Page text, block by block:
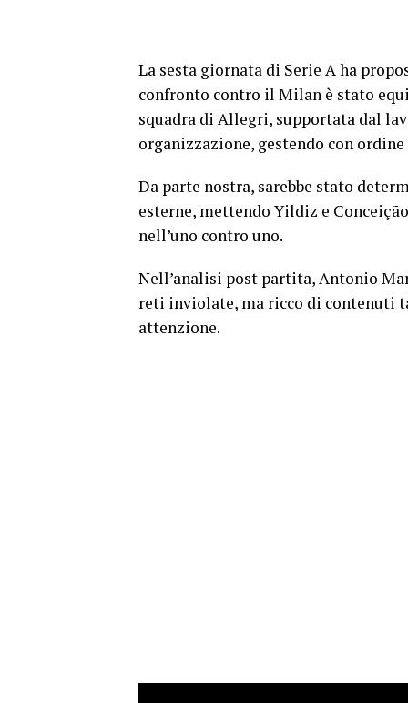
La sesta giornata di Serie A ha
confronto contro il Milan è stato
squadra di Allegri, supportata dal
organizzazione, gestendo con
Da parte nostra, sarebbe stato
esterne, mettendo Yildiz e
nell’uno contro uno.
Nell’analisi post partita, Antonio
reti inviolate, ma ricco di contenuti
attenzione.